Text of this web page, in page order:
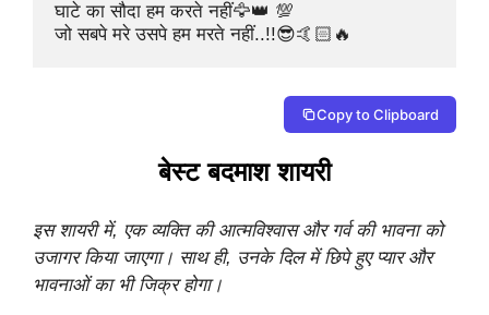
घाटे का सौदा हम करते नहीं🦅👑 💯
जो सबपे मरे उसपे हम मरते नहीं..!!😎🤙🏻🔥
Copy to Clipboard
बेस्ट बदमाश शायरी
इस शायरी में, एक व्यक्ति की आत्मविश्वास और गर्व की भावना को
उजागर किया जाएगा। साथ ही, उनके दिल में छिपे हुए प्यार और
भावनाओं का भी जिक्र होगा।